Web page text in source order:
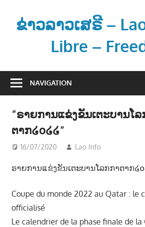
contentຂ່າວລາວເສຣີ –
Libre –
າ
ະ
ຂໍ້
ນ
າ
ວ
ສ
NAVIGATION
“ຣາຍການແຂ່ງຂັນເຕະບານໂ
ຕາກ໒໐໒໒“
16/07/2020 Lao Info
ຣາຍການແຂ່ງຂັນເຕະບານໂລກກາຕາກ໒໐
Coupe du monde 2022 au Qatar : le
officialisé
Le calendrier de la phase finale de la